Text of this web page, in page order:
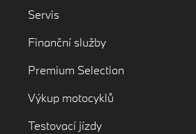
Servis
Finanční služby
Premium Selection
Výkup motocyklů
Testovací jízdy